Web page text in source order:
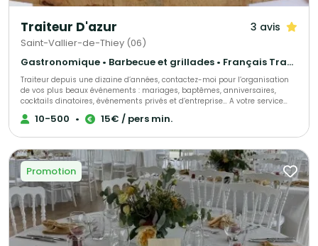
Traiteur D'azur 3 avis
Saint-Vallier-de-Thiey (06)
Gastronomique • Barbecue et grillades • Français Traditionnel
Traiteur depuis une dizaine d’années, contactez-moi pour l’organisation
de vos plus beaux événements : mariages, baptêmes, anniversaires,
cocktails dinatoires, événements privés et d’entreprise… A votre service
pour la réussite de votre événement Ensemble nous élaborerons une
sélection de votre choix parmi nos assortiments de pièces cocktails, nos
soigné, sur mesure et artisanal. Possibilité de service tout compris
(serveurs professionnels…).
10-500 • 15€ / pers min.
Promotion